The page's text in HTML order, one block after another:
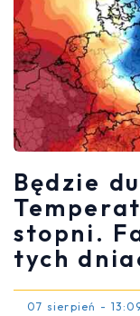
Będzie
stopni.
tych
07 sierpień -